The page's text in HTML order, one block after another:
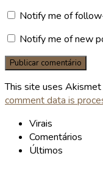
Notify me of
Notify me of new
This site uses
comment data is
Virais
Comentários
Últimos